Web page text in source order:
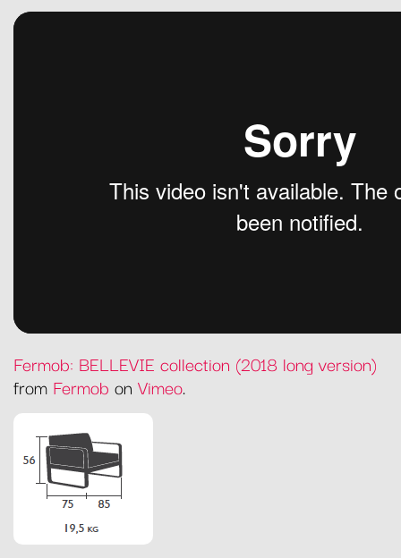
Fermob: BELLEVIE collection (2018 long version)
from Fermob on Vimeo.